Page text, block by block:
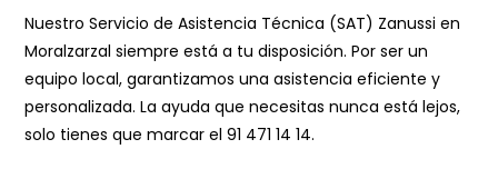
Nuestro Servicio de Asistencia Técnica (SAT) Zanussi en
Moralzarzal siempre está a tu disposición. Por ser un
equipo local, garantizamos una asistencia eficiente y
personalizada. La ayuda que necesitas nunca está lejos,
solo tienes que marcar el91 471 14 14.